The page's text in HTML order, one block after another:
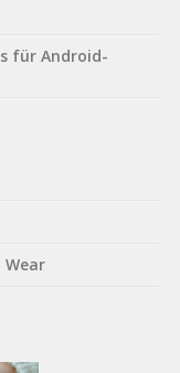
für Android-